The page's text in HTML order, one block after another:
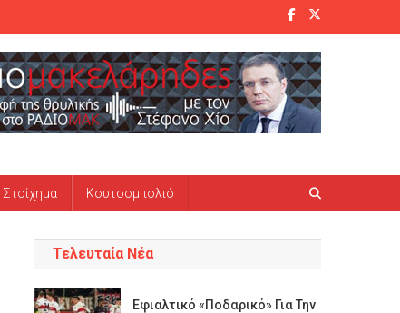
Στοίχημα Κουτσομπολιό
Τελευταία Νέα
Εφιαλτικό «ποδαρικό» Για Την